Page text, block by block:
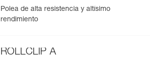
Polea de alta resistencia y altísimo
rendimiento
ROLLCLIP A